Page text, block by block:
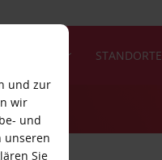
STANDORTE
und zur
wir
und
unseren
Sie